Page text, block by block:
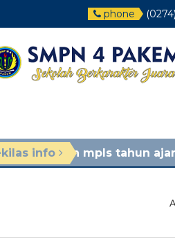
phone
info
mpls tahun ajaran 2026/